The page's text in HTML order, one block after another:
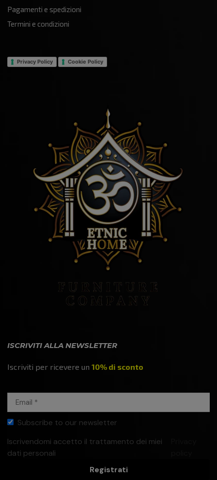
Pagamenti e spedizioni
Termini e condizioni
Privacy Policy Cookie Policy
ISCRIVITI ALLA NEWSLETTER
Iscriviti per ricevere un 10% di sconto
Subscribe to our newsletter
Iscrivendomi accetto il trattamento dei miei
dati personali
Registrati